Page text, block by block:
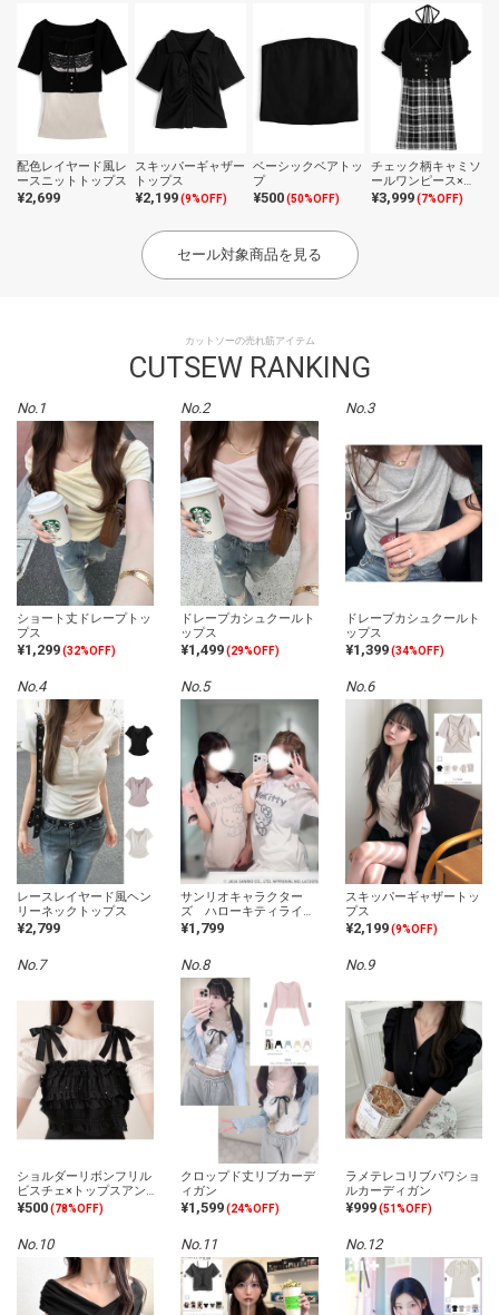
配色レイヤード風レ
ースニットトップス
¥2,699
スキッパーギャザー
トップス
¥2,199(9%OFF)
ベーシックベアトッ
プ
¥500(50%OFF)
チェック柄キャミソ
ールワンピース×ク
ロップドトップスニ
ットアンサンブル
¥3,999(7%OFF)
セール対象商品を見る
カットソーの売れ筋アイテム
CUTSEW RANKING
No.1
ショート丈ドレープトッ
プス
¥1,299(32%OFF)
No.2
ドレープカシュクールト
ップス
¥1,499 (29%OFF)
No.3
ドレープカシュクールト
ップス
¥1,399 (34%OFF)
No.4
レースレイヤード風ヘン
リーネックトップス
¥2,799
No.5
サンリオキャラクター
ズ ハローキティライン
ストーンTシャツ
¥1,799
No.6
スキッパーギャザートッ
プス
¥2,199 (9%OFF)
No.7
ショルダーリボンフリル
ビスチェ×トップスアン
サンブル
¥500(78%OFF)
No.8
クロップド丈リブカーデ
ィガン
¥1,599 (24%OFF)
No.9
ラメテレコリブパワショ
ルカーディガン
¥999 (51%OFF)
No.10 No.11 No.12